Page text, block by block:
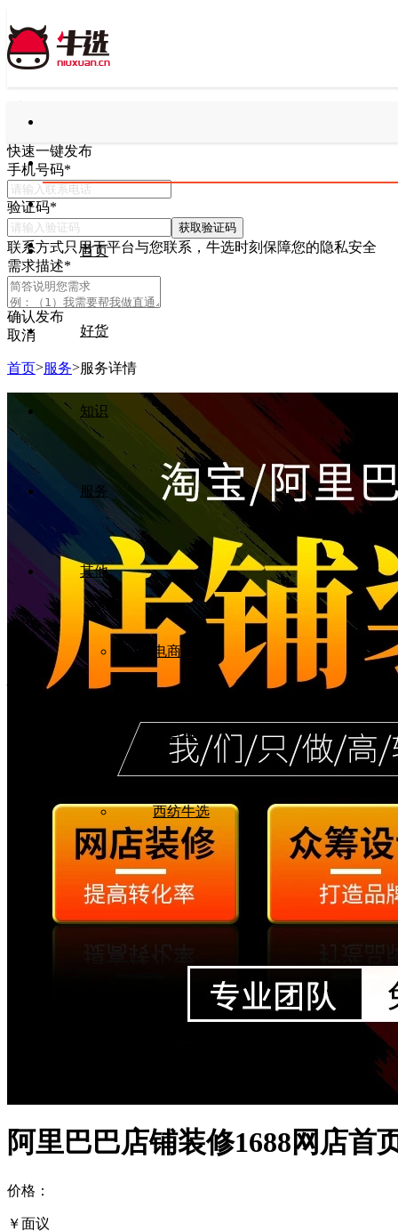
首页
好货
知识
服务
其他
电商工具
电商直播
西纺牛选
搜索
免费发布需求
快速一键发布
快速一键发布
手机号码*
验证码*
获取验证码
联系方式只用于平台与您联系，牛选时刻保障您的隐私安全
需求描述*
确认发布
取消
首页>服务>服务详情
阿里巴巴店铺装修1688网店首
价格：
￥面议